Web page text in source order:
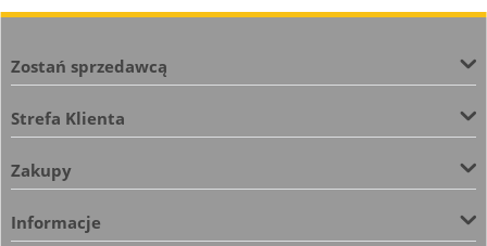
Zostań sprzedawcą
Strefa Klienta
Zakupy
Informacje